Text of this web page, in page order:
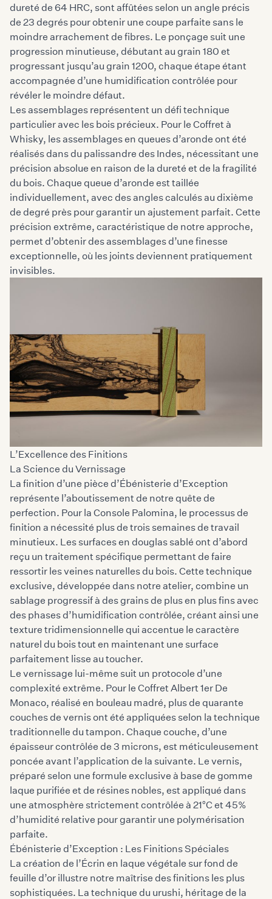
dureté de 64 HRC, sont affûtées selon un angle précis
de 23 degrés pour obtenir une coupe parfaite sans le
moindre arrachement de fibres. Le ponçage suit une
progression minutieuse, débutant au grain 180 et
progressant jusqu’au grain 1200, chaque étape étant
accompagnée d’une humidification contrôlée pour
révéler le moindre défaut.
Les assemblages représentent un défi technique
particulier avec les bois précieux. Pour le Coffret à
Whisky, les assemblages en queues d’aronde ont été
réalisés dans du palissandre des Indes, nécessitant une
précision absolue en raison de la dureté et de la fragilité
du bois. Chaque queue d’aronde est taillée
individuellement, avec des angles calculés au dixième
de degré près pour garantir un ajustement parfait. Cette
précision extrême, caractéristique de notre approche,
permet d’obtenir des assemblages d’une finesse
exceptionnelle, où les joints deviennent pratiquement
invisibles.
L’Excellence des Finitions
La Science du Vernissage
La finition d’une pièce d’Ébénisterie d’Exception
représente l’aboutissement de notre quête de
perfection. Pour la Console Palomina, le processus de
finition a nécessité plus de trois semaines de travail
minutieux. Les surfaces en douglas sablé ont d’abord
reçu un traitement spécifique permettant de faire
ressortir les veines naturelles du bois. Cette technique
exclusive, développée dansnotre atelier, combine un
sablage progressif à des grains de plus en plus fins avec
des phases d’humidification contrôlée, créant ainsi une
texture tridimensionnelle qui accentue le caractère
naturel du bois tout en maintenant une surface
parfaitement lisse au toucher.
Le vernissage lui-même suit un protocole d’une
complexité extrême. Pour le Coffret Albert 1er De
Monaco, réalisé en bouleau madré, plus de quarante
couches de vernis ont été appliquées selon la technique
traditionnelle du tampon. Chaque couche, d’une
épaisseur contrôlée de 3 microns, est méticuleusement
poncée avant l’application de la suivante. Le vernis,
préparé selon une formule exclusive à base de gomme
laque purifiée et de résines nobles, est appliqué dans
une atmosphère strictement contrôlée à 21°C et 45%
d’humidité relative pour garantir une polymérisation
parfaite.
Ébénisterie d’Exception : Les Finitions Spéciales
La création de l’Écrin en laque végétale sur fond de
feuille d’or illustre notre maîtrise des finitions les plus
sophistiquées. La technique du urushi, héritage de la